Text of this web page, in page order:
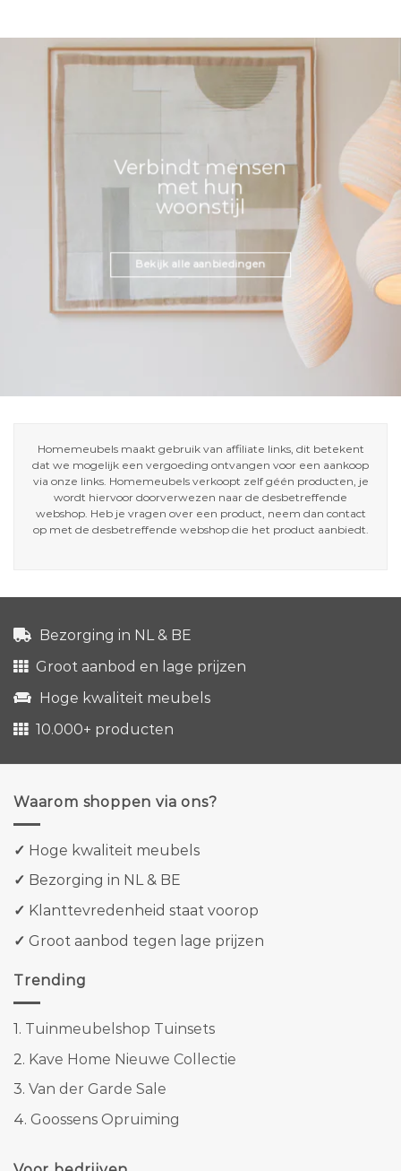
Verbindt mensen
met hun
woonstijl
Bekijk alle aanbiedingen
Homemeubels maakt gebruik van affiliate links, dit betekent
dat we mogelijk een vergoeding ontvangen voor een aankoop
via onze links. Homemeubels verkoopt zelf géén producten, je
wordt hiervoor doorverwezen naar de desbetreffende
webshop. Heb je vragen over een product, neem dan contact
op met de desbetreffende webshop die het product aanbiedt.
Bezorging in NL & BE
Groot aanbod en lage prijzen
Hoge kwaliteit meubels
10.000+ producten
Waarom shoppen via ons?
✓ Hoge kwaliteit meubels
✓ Bezorging in NL & BE
✓ Klanttevredenheid staat voorop
✓ Groot aanbod tegen lage prijzen
Trending
1. Tuinmeubelshop Tuinsets
2. Kave Home Nieuwe Collectie
3. Van der Garde Sale
4. Goossens Opruiming